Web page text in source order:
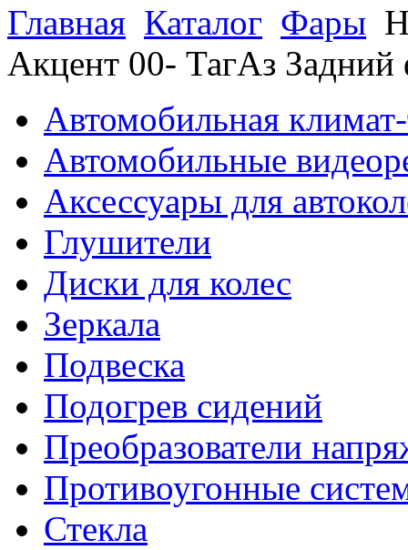
Главная Каталог Фары
Акцент 00- ТагАз
Автомобильная
Автомобильные
Аксессуары для
Глушители
Диски для колес
Зеркала
Подвеска
Подогрев сидений
Преобразователи
Противоугонные
Стекла